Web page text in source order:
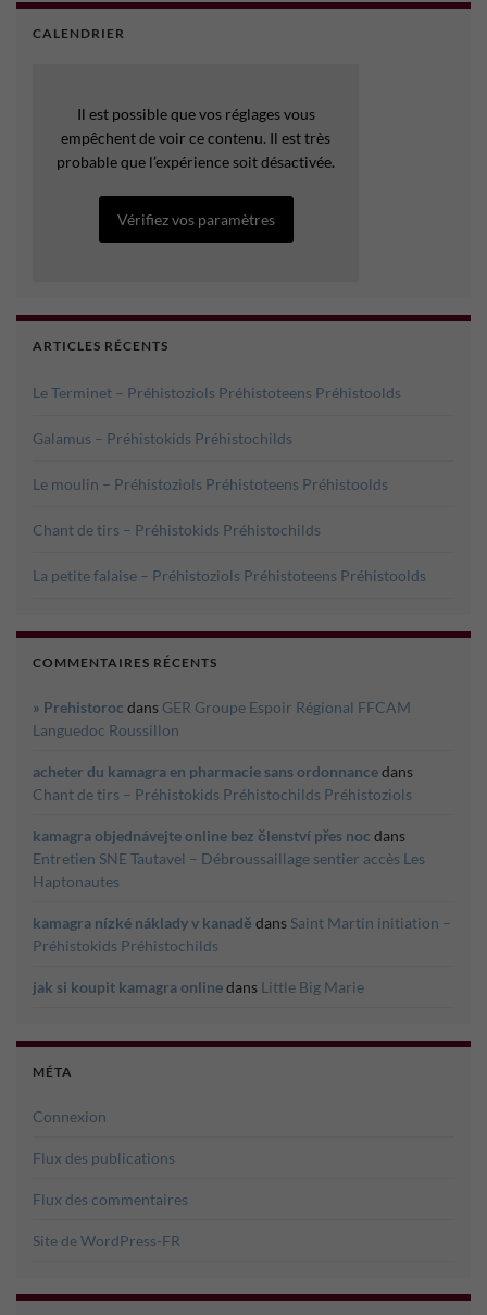
CALENDRIER
Il est possible que vos réglages vous
empêchent de voir ce contenu. Il est très
probable que l’expérience soit désactivée.
Vérifiez vos paramètres
ARTICLES RÉCENTS
Le Terminet – Préhistoziols Préhistoteens Préhistoolds
Galamus – Préhistokids Préhistochilds
Le moulin – Préhistoziols Préhistoteens Préhistoolds
Chant de tirs – Préhistokids Préhistochilds
La petite falaise – Préhistoziols Préhistoteens Préhistoolds
COMMENTAIRES RÉCENTS
» Prehistoroc dans GER Groupe Espoir Régional FFCAM
Languedoc Roussillon
acheter du kamagra en pharmacie sans ordonnancedans
Chant de tirs – Préhistokids Préhistochilds Préhistoziols
kamagra objednávejte online bez členství přes noc dans
Entretien SNE Tautavel – Débroussaillage sentier accès Les
Haptonautes
kamagra nízké náklady v kanadě dans Saint Martin initiation –
Préhistokids Préhistochilds
jak si koupit kamagra onlinedans Little Big Marie
MÉTA
Connexion
Flux des publications
Flux des commentaires
Site de WordPress-FR